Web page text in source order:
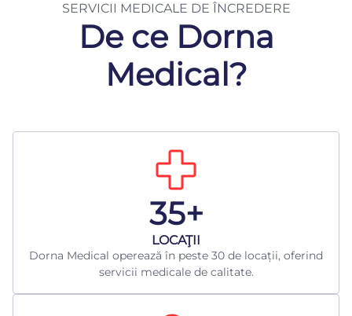
SERVICII MEDICALE DE ÎNCREDERE
De ce Dorna
Medical?
35+
LOCAŢII
Dorna Medical operează în peste 30 de locații, oferind
servicii medicale de calitate.